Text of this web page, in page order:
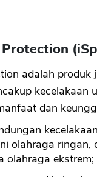
adalah produk
kecelakaan
dan
olahraga ringan,
olahraga ekstrem;